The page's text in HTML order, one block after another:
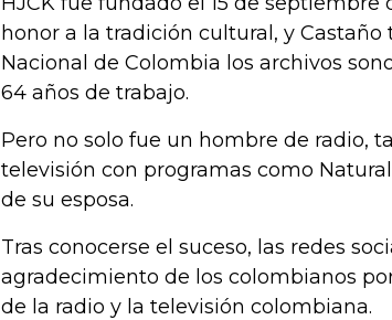
honor a la tradición cultural, y
Nacional de Colombia los archivos
64 años de trabajo.
Pero no solo fue un hombre de radio,
televisión con programas como
de su esposa.
Tras conocerse el suceso, las redes
agradecimiento de los colombianos
de la radio y la televisión colombiana.